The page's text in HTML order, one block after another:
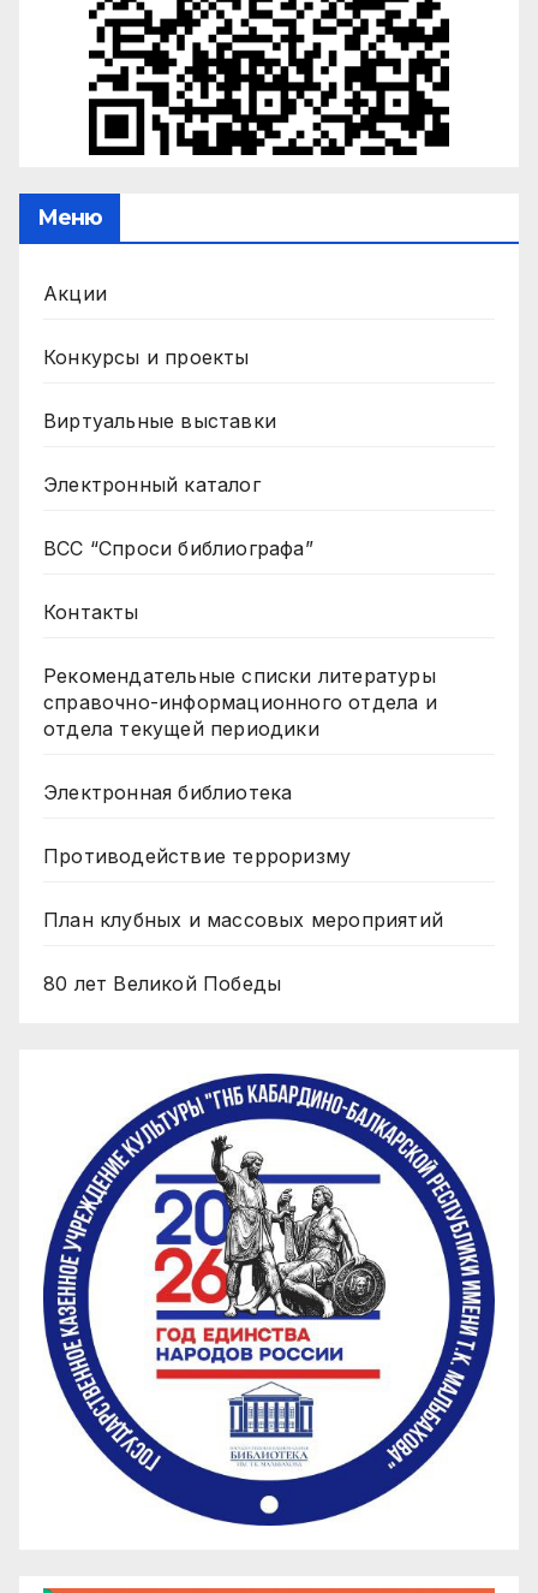
Меню
Акции
Конкурсы и проекты
Виртуальные выставки
Электронный каталог
ВСС “Спроси библиографа”
Контакты
Рекомендательные списки литературы
справочно-информационного отдела и
отдела текущей периодики
Электронная библиотека
Противодействие терроризму
План клубных и массовых мероприятий
80 лет Великой Победы